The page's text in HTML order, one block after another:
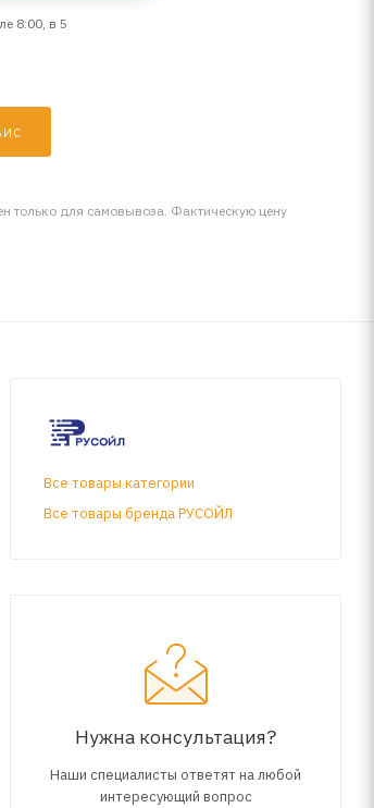
8:00, в 5
только для самовывоза. Фактическую цену
Все товары категории
Все товары бренда РУСОЙЛ
Нужна консультация?
Наши специалисты ответят на любой
интересующий вопрос